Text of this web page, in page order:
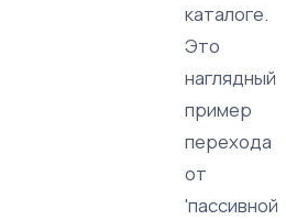
каталоге.
Это
наглядный
пример
перехода
от
'пассивной